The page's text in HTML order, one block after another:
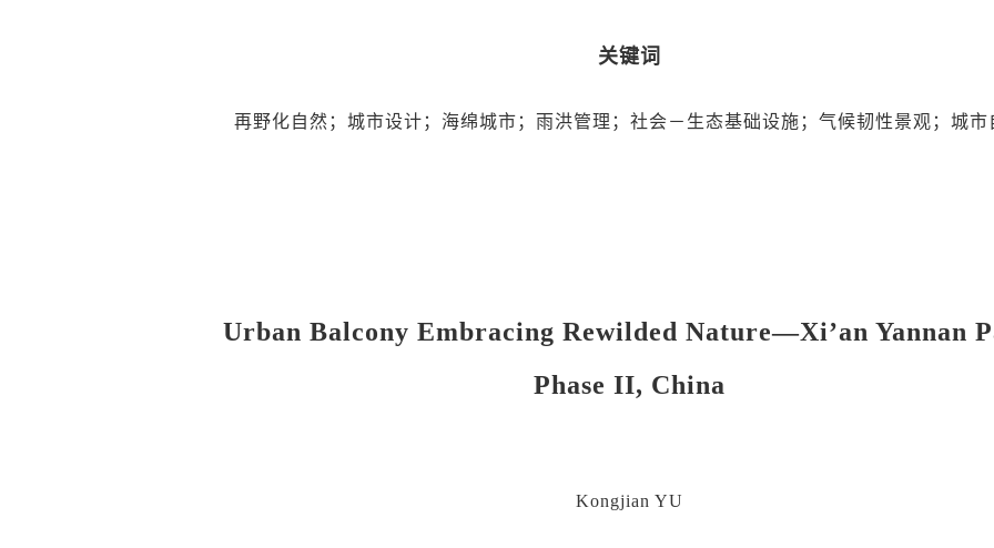
关键词
再野化自然；城市设计；海绵城市；雨洪管理；社会－生态基础设施；气候韧性景观；城市
Urban Balcony Embracing Rewilded Nature—Xi’an Yannan
Phase II, China
Kongjian YU